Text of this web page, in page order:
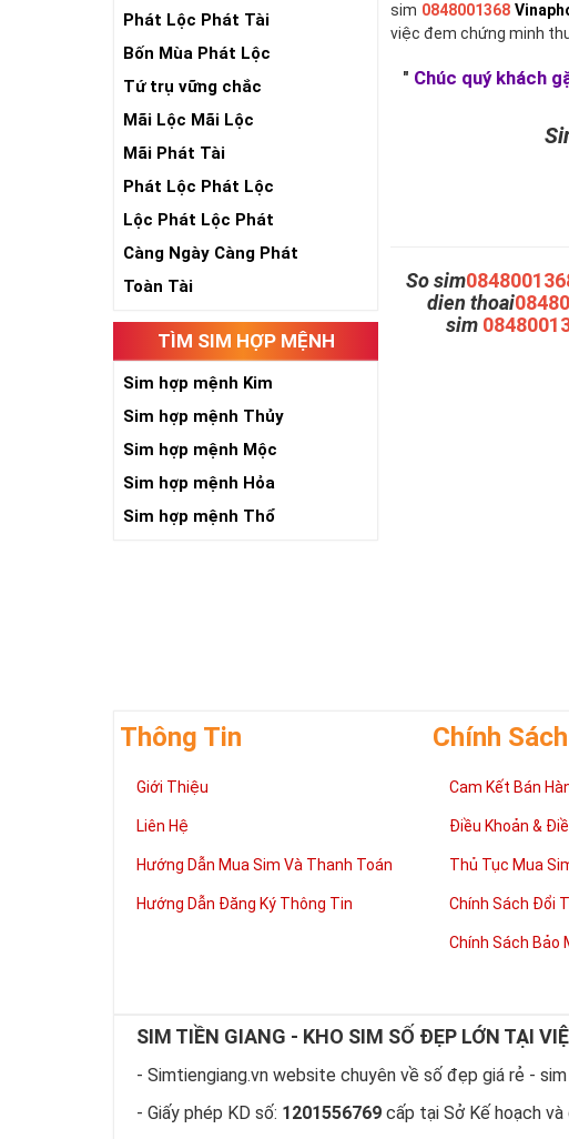
Phát Lộc Phát Tài
Bốn Mùa Phát Lộc
Tứ trụ vững chắc
Mãi Lộc Mãi Lộc
Mãi Phát Tài
Phát Lộc Phát Lộc
Lộc Phát Lộc Phát
Càng Ngày Càng Phát
Toàn Tài
TÌM SIM HỢP MỆNH
Sim hợp mệnh Kim
Sim hợp mệnh Thủy
Sim hợp mệnh Mộc
Sim hợp mệnh Hỏa
Sim hợp mệnh Thổ
sim 0848001368
việc đem chứng minh
" Chúc quý khách
So sim
dien thoai
sim
Thông Tin
Giới Thiệu
Liên Hệ
Hướng Dẫn Mua Sim Và Thanh Toán
Hướng Dẫn Đăng Ký Thông Tin
Chính
Cam Kết Bán
Điều Khoản &
Thủ Tục Mua
Chính Sách Đổi
Chính Sách Bảo
SIM TIỀN GIANG - KHO SIM SỐ ĐẸP LỚN TẠI
- Simtiengiang.vn website chuyên về số đẹp giá rẻ -
- Giấy phép KD số: 1201556769 cấp tại Sở Kế hoạch